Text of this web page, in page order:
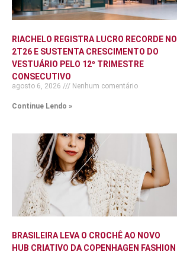
RIACHELO REGISTRA LUCRO RECORDE NO
2T26 E SUSTENTA CRESCIMENTO DO
VESTUÁRIO PELO 12º TRIMESTRE
CONSECUTIVO
agosto 6, 2026 Nenhum comentário
Continue Lendo »
BRASILEIRA LEVA O CROCHÊ AO NOVO
HUB CRIATIVO DA COPENHAGEN FASHION